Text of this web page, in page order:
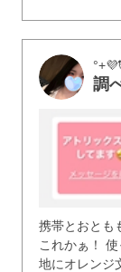
調
携帯とおとも
これかぁ！
地にオレンジ